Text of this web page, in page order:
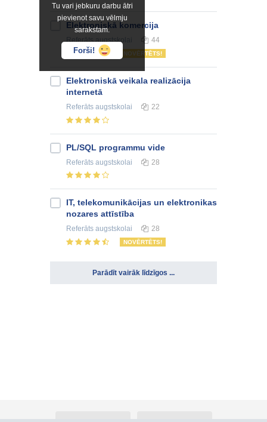
Tu vari jebkuru darbu ātri
pievienot savu vēlmju
sarakstam.
Forši!
Elektroniskā komercija
Referātsaugstskolai 44
NOVĒRTĒTS!
Elektroniskā veikala realizācija
internetā
Referāts augstskolai 22
PL/SQL programmu vide
Referāts augstskolai 28
IT, telekomunikācijas un elektronikas
nozares attīstība
Referāts augstskolai 28
NOVĒRTĒTS!
Parādīt vairāk līdzīgos ...